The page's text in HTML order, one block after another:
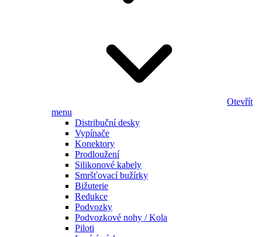
Otevřít
menu
Distribuční desky
Vypínače
Konektory
Prodloužení
Silikonové kabely
Smršťovací bužírky
Bižuterie
Redukce
Podvozky
Podvozkové nohy / Kola
Piloti